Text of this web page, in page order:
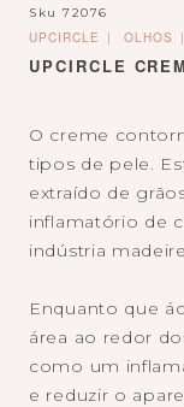
Sku 72076
UPCIRCLE OLHOS
UPCIRCLE
O creme
tipos de pele.
extraído de
inflamatório de
indústria
Enquanto que
área ao redor
como um
e reduzir o